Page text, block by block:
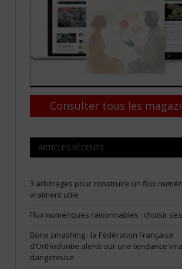
Consulter tous les
ARTICLES RÉCENTS
3 arbitrages pour construire un flux
vraiment utile
Flux numériques raisonnables : choisir
Bone smashing : la Fédération Française
d’Orthodontie alerte sur une tendance
dangereuse